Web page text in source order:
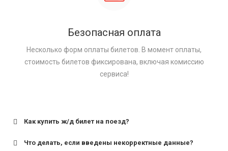
Безопасная оплата
Несколько форм оплаты билетов. В момент оплаты,
стоимость билетов фиксирована, включая комиссию
сервиса!
Как купить ж/д билет на поезд?
Что делать, если введены некорректные данные?